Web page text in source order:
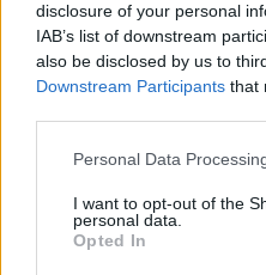
disclosure of your personal
IAB’s list of downstream
also be disclosed by us to
Downstream Participants that
Personal Data
I want to opt-out of the
personal data.
Opted In
Αίτηση - Αποστολή
Σας ενδιαφέρει η θέση
Εγγραφή